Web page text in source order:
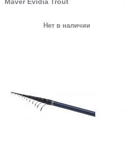
Нет в наличии